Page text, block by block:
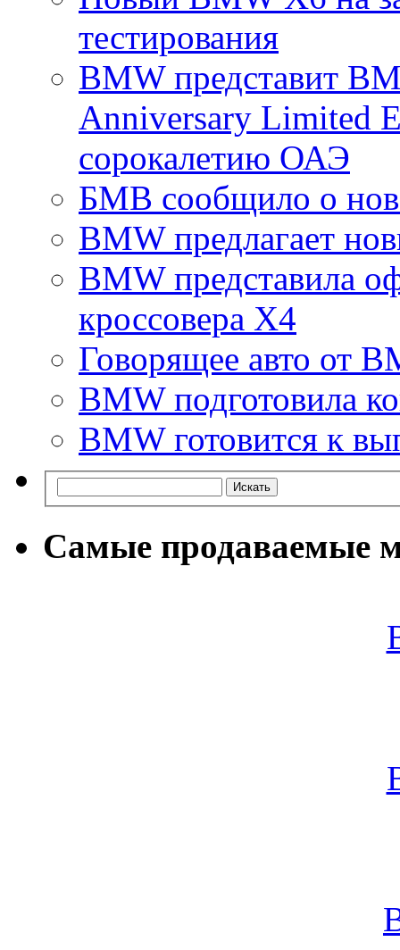
тестирования
BMW представит
Anniversary Limited
сорокалетию ОАЭ
БМВ сообщило о
BMW предлагает
BMW представила
кроссовера Х4
Говорящее авто от
BMW подготовила
BMW готовится к
Самые продаваемые